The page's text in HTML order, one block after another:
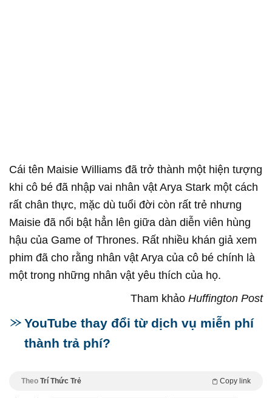
Cái tên Maisie Williams đã trở thành một hiện tượng
khi cô bé đã nhập vai nhân vật Arya Stark một cách
rất chân thực, mặc dù tuổi đời còn rất trẻ nhưng
Maisie đã nổi bật hẳn lên giữa dàn diễn viên hùng
hậu của Game of Thrones. Rất nhiều khán giả xem
phim đã cho rằng nhân vật Arya của cô bé chính là
một trong những nhân vật yêu thích của họ.
Tham khảo Huffington Post
YouTube thay đổi từ dịch vụ miễn phí
thành trả phí?
Theo Trí Thức Trẻ Copy link